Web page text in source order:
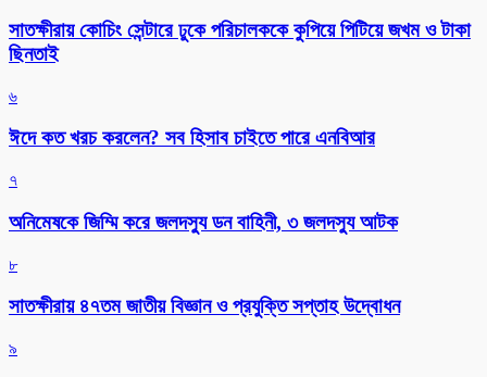
সাতক্ষীরায় কোচিং সেন্টারে ঢুকে পরিচালককে কুপিয়ে পিটিয়ে জখম ও টাকা
ছিনতাই
৬
ঈদে কত খরচ করলেন? সব হিসাব চাইতে পারে এনবিআর
৭
অনিমেষকে জিম্মি করে জলদস্যু ডন বাহিনী, ৩ জলদস্যু আটক
৮
সাতক্ষীরায় ৪৭তম জাতীয় বিজ্ঞান ও প্রযুক্তি সপ্তাহ উদ্বোধন
৯